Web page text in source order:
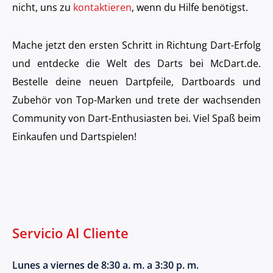
nicht, uns zu kontaktieren, wenn du Hilfe benötigst.
Mache jetzt den ersten Schritt in Richtung Dart-Erfolg
und entdecke die Welt des Darts bei McDart.de.
Bestelle deine neuen Dartpfeile, Dartboards und
Zubehör von Top-Marken und trete der wachsenden
Community von Dart-Enthusiasten bei. Viel Spaß beim
Einkaufen und Dartspielen!
Servicio Al Cliente
Lunes a viernes de 8:30 a. m. a 3:30 p. m.